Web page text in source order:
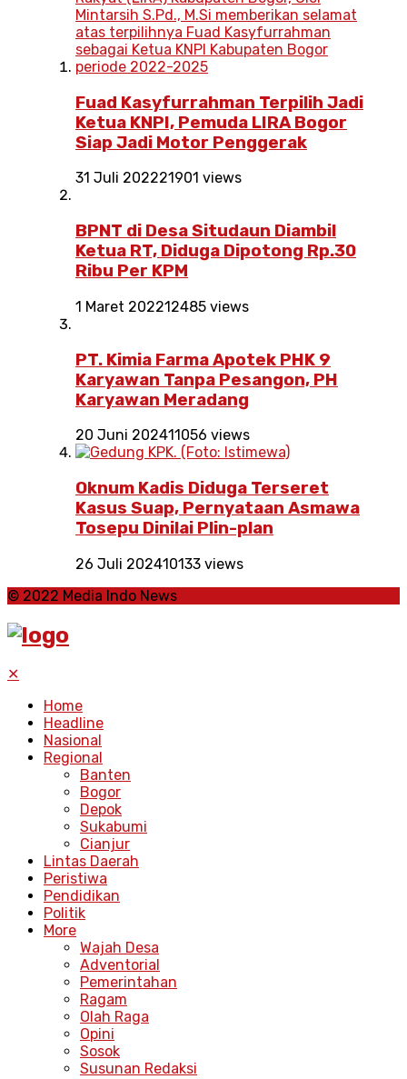
Fuad Kasyfurrahman Terpilih Jadi
Ketua KNPI, Pemuda LIRA Bogor
Siap Jadi Motor Penggerak
31 Juli 202221901 views
BPNT di Desa Situdaun Diambil
Ketua RT, Diduga Dipotong Rp.30
Ribu Per KPM
1 Maret 202212485 views
PT. Kimia Farma Apotek PHK 9
Karyawan Tanpa Pesangon, PH
Karyawan Meradang
20 Juni 202411056 views
Oknum Kadis Diduga Terseret
Kasus Suap, Pernyataan Asmawa
Tosepu Dinilai Plin-plan
26 Juli 202410133 views
© 2022 Media Indo News
✕
Home
Headline
Nasional
Regional
Banten
Bogor
Depok
Sukabumi
Cianjur
Lintas Daerah
Peristiwa
Pendidikan
Politik
More
Wajah Desa
Adventorial
Pemerintahan
Ragam
Olah Raga
Opini
Sosok
Susunan Redaksi